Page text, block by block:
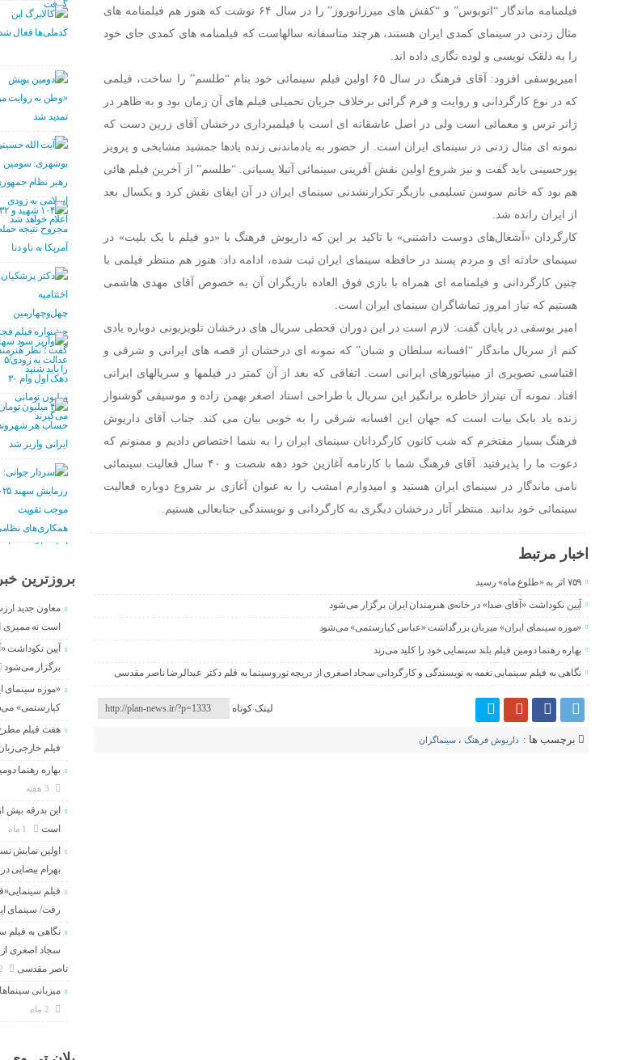
فیلمنامه ماندگار “اتوبوس” و “کفش های میرزانوروز” را در سال ۶۴ نوشت که هنوز هم فیلمنامه های
مثال زدنی در سینمای کمدی ایران هستند، هرچند متاسفانه سالهاست که فیلمنامه های کمدی جای خود
را به دلقک نویسی و لوده نگاری داده اند.
امیریوسفی افزود: آقای فرهنگ در سال ۶۵ اولین فیلم سینمائی خود بنام “طلسم” را ساخت، فیلمی
که در نوع کارگردانی و روایت و فرم گرائی برخلاف جریان تحمیلی فیلم های آن زمان بود و به ظاهر در
ژانر ترس و معمائی است ولی در اصل عاشقانه ای است با فیلمبرداری درخشان آقای زرین دست که
نمونه ای مثال زدنی در سینمای ایران است. از حضور به یادماندنی زنده یادها جمشید مشایخی و پرویز
پورحسینی باید گفت و نیز شروع اولین نقش آفرینی سینمائی آتیلا پسیانی. “طلسم” از آخرین فیلم هائی
هم بود که خانم سوسن تسلیمی بازیگر تکرارنشدنی سینمای ایران در آن ایفای نقش کرد و یکسال بعد
از ایران رانده شد.
کارگردان «آشغال‌های دوست داشتنی» با تاکید بر این که داریوش فرهنگ با «دو فیلم با یک بلیت» در
سینمای حادثه ای و مردم پسند در حافظه سینمای ایران ثبت شده، ادامه داد: هنوز هم منتظر فیلمی با
چنین کارگردانی و فیلمنامه ای همراه با بازی فوق العاده بازیگران آن به خصوص آقای مهدی هاشمی
هستیم که نیاز امروز تماشاگران سینمای ایران است.
امیر یوسفی در پایان گفت: لازم است در این دوران قحطی سریال های درخشان تلویزیونی دوباره یادی
کنم از سریال ماندگار “افسانه سلطان و شبان” که نمونه ای درخشان از قصه های ایرانی و شرقی و
اقتباسی تصویری از مینیاتورهای ایرانی است. اتفاقی که بعد از آن کمتر در فیلمها و سریالهای ایرانی
افتاد. نمونه آن تیتراژ خاطره برانگیز این سریال با طراحی استاد اصغر بهمن زاده و موسیقی گوشنواز
زنده یاد بابک بیات است که جهان این افسانه شرقی را به خوبی بیان می کند. جناب آقای داریوش
فرهنگ بسیار مفتخرم که شب کانون کارگردانان سینمای ایران را به شما اختصاص دادیم و ممنونم که
دعوت ما را پذیرفتید. آقای فرهنگ شما با کارنامه آغازین خود دهه شصت و ۴۰ سال فعالیت سینمائی
نامی ماندگار در سینمای ایران هستید و امیدوارم امشب را به عنوان آغازی بر شروع دوباره فعالیت
سینمائی خود بدانید. منتظر آثار درخشان دیگری به کارگردانی و نویسندگی جنابعالی هستیم.
اخبار مرتبط
۷۵۹ اثر به «طلوع ماه» رسید
آیین نکوداشت «آقای صدا» در خانه‌ی هنرمندان ایران برگزار می‌شود
«موزه سینمای ایران» میزبان بزرگداشت «عباس کیارستمی» می‌شود
بهاره رهنما دومین فیلم بلند سینمایی خود را کلید می‌زند
نگاهی به فیلم سینمایی نغمه به نویسندگی و کارگردانی سجاد اصغری از دریچه نوروسینما به قلم دکتر عبدالرضا ناصر مقدسی
لینک کوتاه
برچسب ها : داریوش فرهنگ ، سینماگران
بروزترین
معاون جدید
است نه ممیزی
آیین نکوداشت
برگزار می‌شود
«موزه سینمای
کیارستمی»
هفت فیلم مطرح
فیلم
بهاره رهنما
این بدرقه بیش
است
اولین
بهرام بیضایی
فیلم
رفت/ سینمای
نگاهی به فیلم
سجاد اصغری از
ناصر مقدسی
میزبانی سینماها از ۳۰۰ هزار مخاطب در